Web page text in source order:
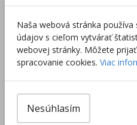
Do
Naša webová stránka
údajov s cieľom vytvárať
webovej stránky. Môžete
spracovanie cookies. Viac
Nesúhlasím